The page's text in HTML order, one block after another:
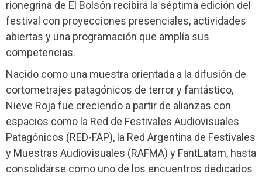
rionegrina de El Bolsón recibirá la séptima edición del
festival con proyecciones presenciales, actividades
abiertas y una programación que amplía sus
competencias.
Nacido como una muestra orientada a la difusión de
cortometrajes patagónicos de terror y fantástico,
Nieve Roja fue creciendo a partir de alianzas con
espacios como la Red de Festivales Audiovisuales
Patagónicos (RED-FAP), la Red Argentina de Festivales
y Muestras Audiovisuales (RAFMA) y FantLatam, hasta
consolidarse como uno de los encuentros dedicados